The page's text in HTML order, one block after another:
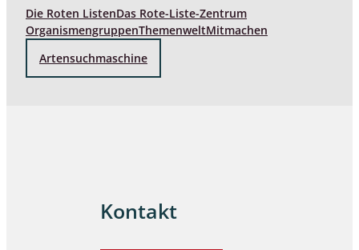
Die Roten ListenDas Rote-Liste-Zentrum
OrganismengruppenThemenweltMitmachen
Artensuchmaschine
Kontakt